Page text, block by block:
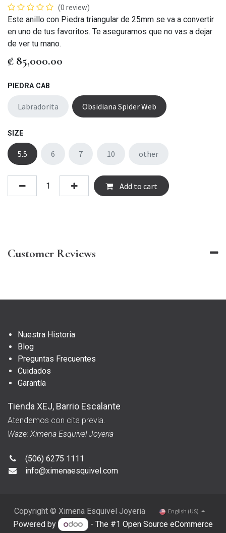
(0 review)
Este anillo con Piedra triangular de 25mm se va a convertir
en uno de tus favoritos. Te aseguramos que no vas a dejar
de ver tu mano.
₡ 85,000.00
PIEDRA CAB
Labradorita Obsidiana Spider Web
SIZE
5.5 6 7 10 other
Add to cart
Customer Reviews
Nuestra Historia
Blog
Preguntas Frecuentes
Cuidados
Garantía
Tienda XEJ, Barrio Escalante
Atendemos con cita previa.
Waze: Ximena Esquivel Joyeria
(506) 6275 1111
info@ximenaesquivel.com
Copyright © Ximena Esquivel Joyeria English (US)
Powered by - The #1 Open Source eCommerce